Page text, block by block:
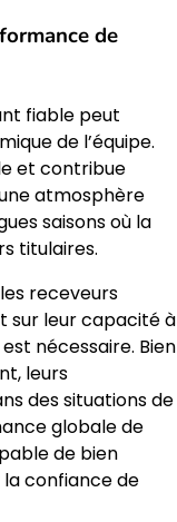
de
fiable peut
de l’équipe.
et contribue
atmosphère
saisons où la
titulaires.
receveurs
sur leur capacité à
nécessaire. Bien
leurs
des situations de
globale de
de bien
confiance de